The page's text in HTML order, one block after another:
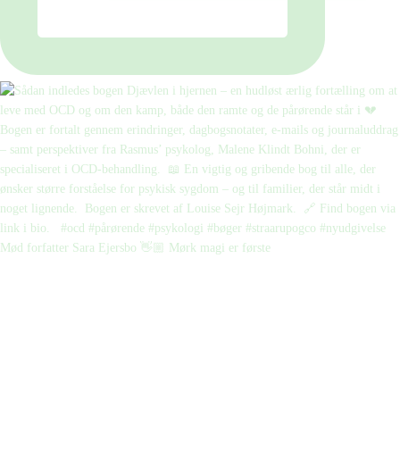
Mød forfatter Sara Ejersbo 👋🏼 Mørk magi er første